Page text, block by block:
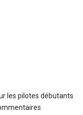
les pilotes débutants